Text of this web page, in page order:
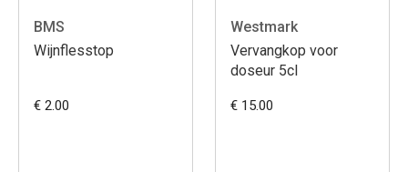
BMS
Wijnflesstop
€ 2.00
Westmark
Vervangkop voor
doseur 5cl
€ 15.00